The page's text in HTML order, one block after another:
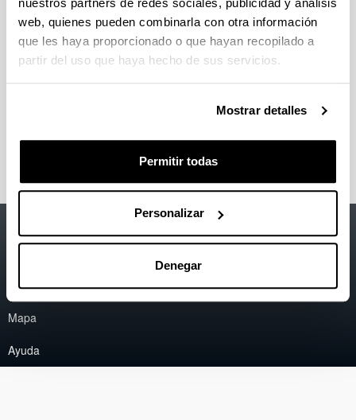
nuestros partners de redes sociales, publicidad y análisis
web, quienes pueden combinarla con otra información
que les haya proporcionado o que hayan recopilado a
partir del uso que haya hecho de sus servicios.
Mostrar detalles
Permitir todas
Personalizar
Denegar
Personas de contacto
Eva Ibarrola (NQaS -Networking, Quality and
Contacto
Mapa
Ayuda